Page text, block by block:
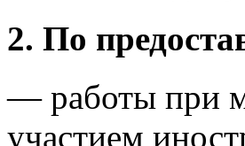
2. По
— работы при
участием